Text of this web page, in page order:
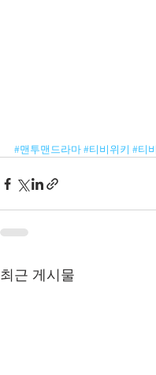
#맨투맨드라마 #티비위키 #티
최근 게시물